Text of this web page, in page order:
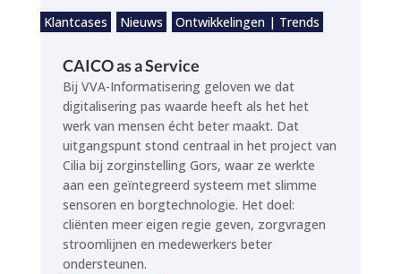
Klantcases Nieuws Ontwikkelingen | Trends
CAICO as a Service
Bij VVA-Informatisering geloven we dat
digitalisering pas waarde heeft als het het
werk van mensen écht beter maakt. Dat
uitgangspunt stond centraal in het project van
Cilia bij zorginstelling Gors, waar ze werkte
aan een geïntegreerd systeem met slimme
sensoren en borgtechnologie. Het doel:
cliënten meer eigen regie geven, zorgvragen
stroomlijnen en medewerkers beter
ondersteunen.